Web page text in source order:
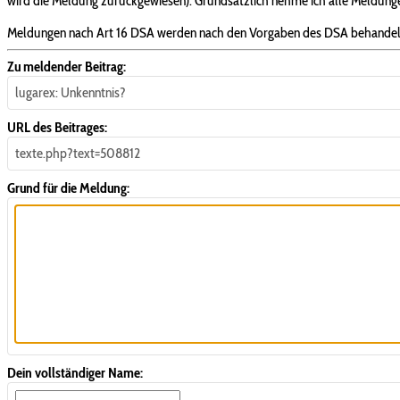
Meldungen nach Art 16 DSA werden nach den Vorgaben des DSA
Zu meldender Beitrag:
lugarex: Unkenntnis?
URL des Beitrages:
texte.php?text=508812
Grund für die Meldung:
Dein vollständiger Name: